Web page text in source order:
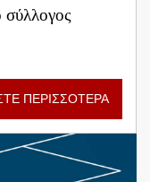
σύλλογος
ΠΕΡΙΣΣΟΤΕΡΑ